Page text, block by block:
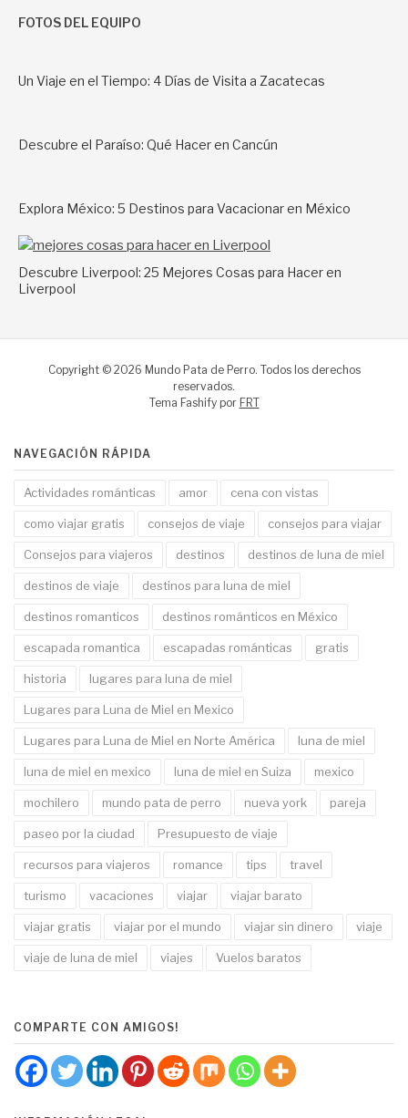
FOTOS DEL EQUIPO
Un Viaje en el Tiempo: 4 Días de Visita a Zacatecas
Descubre el Paraíso: Qué Hacer en Cancún
Explora México: 5 Destinos para Vacacionar en México
Descubre Liverpool: 25 Mejores Cosas para Hacer en
Liverpool
Copyright © 2026 Mundo Pata de Perro. Todos los derechos
reservados.
Tema Fashify por FRT
NAVEGACIÓN RÁPIDA
Actividades románticas amor cena con vistas
como viajar gratis consejos de viaje consejos para viajar
Consejos para viajeros destinos destinos de luna de miel
destinos de viaje destinos para luna de miel
destinos romanticos destinos románticos en México
escapada romantica escapadas románticas gratis
historia lugares para luna de miel
Lugares para Luna de Miel en Mexico
Lugares para Luna de Miel en Norte América luna de miel
luna de miel en mexico luna de miel en Suiza mexico
mochilero mundo pata de perro nueva york pareja
paseo por la ciudad Presupuesto de viaje
recursos para viajeros romance tips travel
turismo vacaciones viajar viajar barato
viajar gratis viajar por el mundo viajar sin dinero viaje
viaje de luna de miel viajes Vuelos baratos
COMPARTE CON AMIGOS!